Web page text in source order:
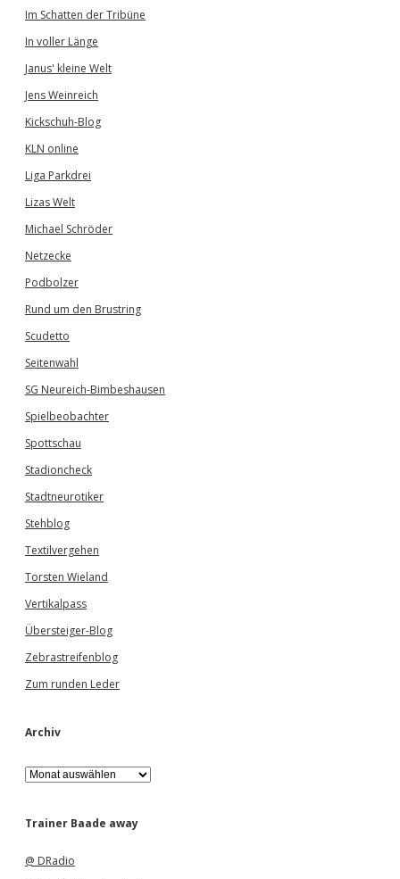
Im Schatten der Tribüne
In voller Länge
Janus' kleine Welt
Jens Weinreich
Kickschuh-Blog
KLN online
Liga Parkdrei
Lizas Welt
Michael Schröder
Netzecke
Podbolzer
Rund um den Brustring
Scudetto
Seitenwahl
SG Neureich-Bimbeshausen
Spielbeobachter
Spottschau
Stadioncheck
Stadtneurotiker
Stehblog
Textilvergehen
Torsten Wieland
Vertikalpass
Übersteiger-Blog
Zebrastreifenblog
Zum runden Leder
Archiv
A
r
h
Trainer Baade away
@ DRadio